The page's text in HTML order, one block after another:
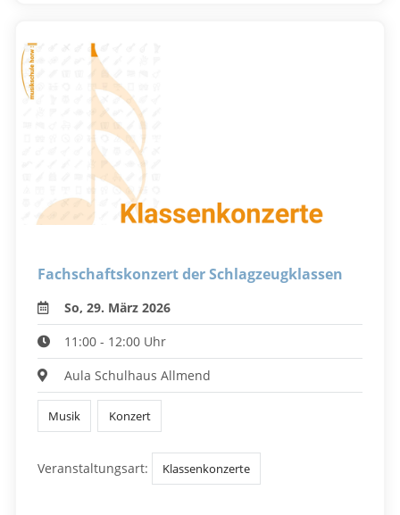
Fachschaftskonzert der Schlagzeugklassen
So, 29. März 2026
11:00 - 12:00 Uhr
Aula Schulhaus Allmend
Musik Konzert
Veranstaltungsart: Klassenkonzerte